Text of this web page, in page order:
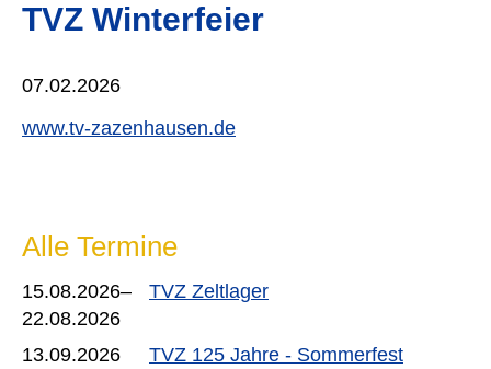
TVZ Winterfeier
07.02.2026
www.tv-zazenhausen.de
Alle Termine
15.08.2026–
22.08.2026
TVZ Zeltlager
13.09.2026
TVZ 125 Jahre - Sommerfest